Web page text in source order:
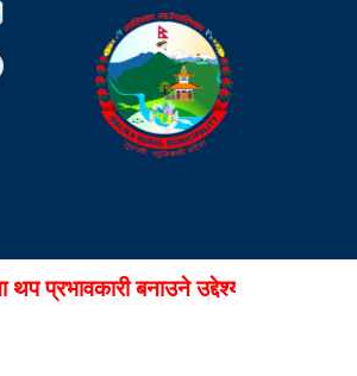
प्रभावकारी बनाउने उद्देश्यले अडियो